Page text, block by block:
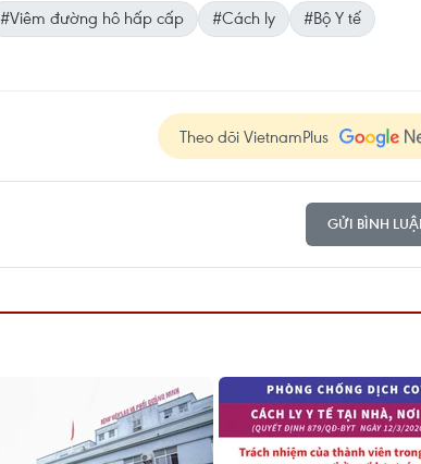
#Viêm đường hô hấp cấp #Cách ly
#Bộ Y tế
Theo dõi VietnamPlus
GỬI BÌNH